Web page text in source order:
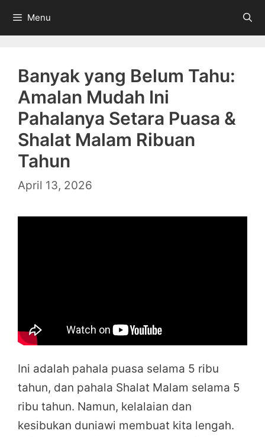
Menu
Banyak yang Belum Tahu:
Amalan Mudah Ini
Pahalanya Setara Puasa &
Shalat Malam Ribuan
Tahun
April 13, 2026
Ini adalah pahala puasa selama 5 ribu
tahun, dan pahala Shalat Malam selama 5
ribu tahun. Namun, kelalaian dan
kesibukan duniawi membuat kita lengah.